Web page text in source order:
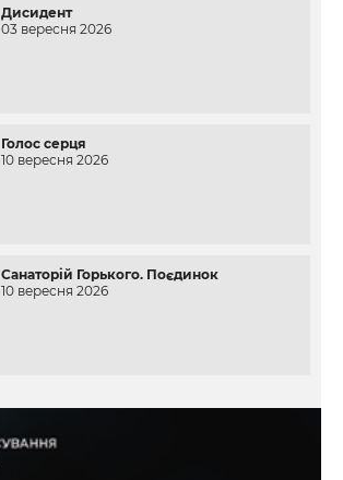
Дисидент
03 вересня 2026
Голос серця
10 вересня 2026
Санаторій Горького. Поєдинок
10 вересня 2026